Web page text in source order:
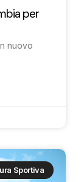
per
nuovo
Sportiva